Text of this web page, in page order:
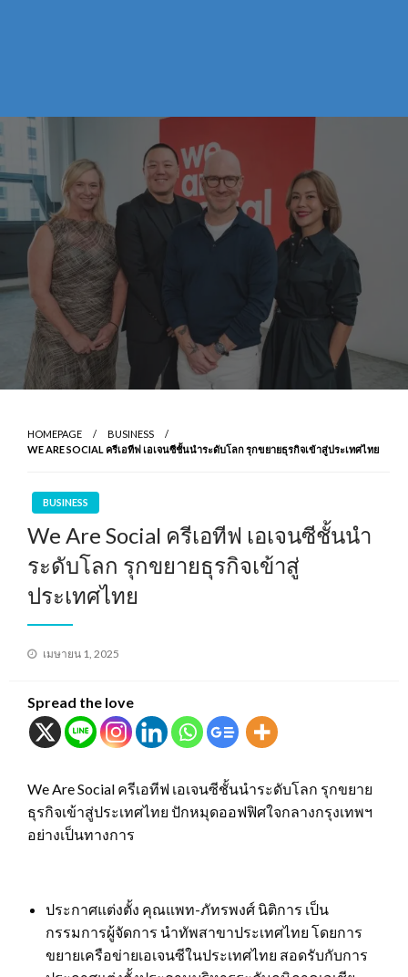
HOMEPAGE
BUSINESS
WE ARE SOCIAL ครีเอทีฟ เอเจนซีชั้นนำระดับโลก รุกขยายธุรกิจเข้าสู่ประเทศไทย
BUSINESS
We Are Social ครีเอทีฟ เอเจนซีชั้นนำ
ระดับโลก รุกขยายธุรกิจเข้าสู่
ประเทศไทย
Posted
เมษายน 1, 2025
Spread the love
We Are Social ครีเอทีฟ เอเจนซีชั้นนำระดับโลก รุกขยาย
ธุรกิจเข้าสู่ประเทศไทย ปักหมุดออฟฟิศใจกลางกรุงเทพฯ
อย่างเป็นทางการ
ประกาศแต่งตั้ง คุณแพท-ภัทรพงศ์ นิติการ เป็น
กรรมการผู้จัดการ นำทัพสาขาประเทศไทย โดยการ
ขยายเครือข่ายเอเจนซีในประเทศไทย สอดรับกับการ